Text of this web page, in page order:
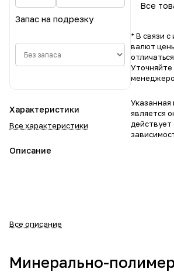
Запас на подрезку
Характеристики
Все характеристики
Описание
Все описание
Все
* В связи
валют
Указанная
является
действует
Минерально-